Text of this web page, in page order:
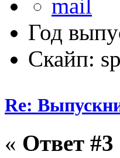
Год
Скайп:
Re:
« Ответ #3